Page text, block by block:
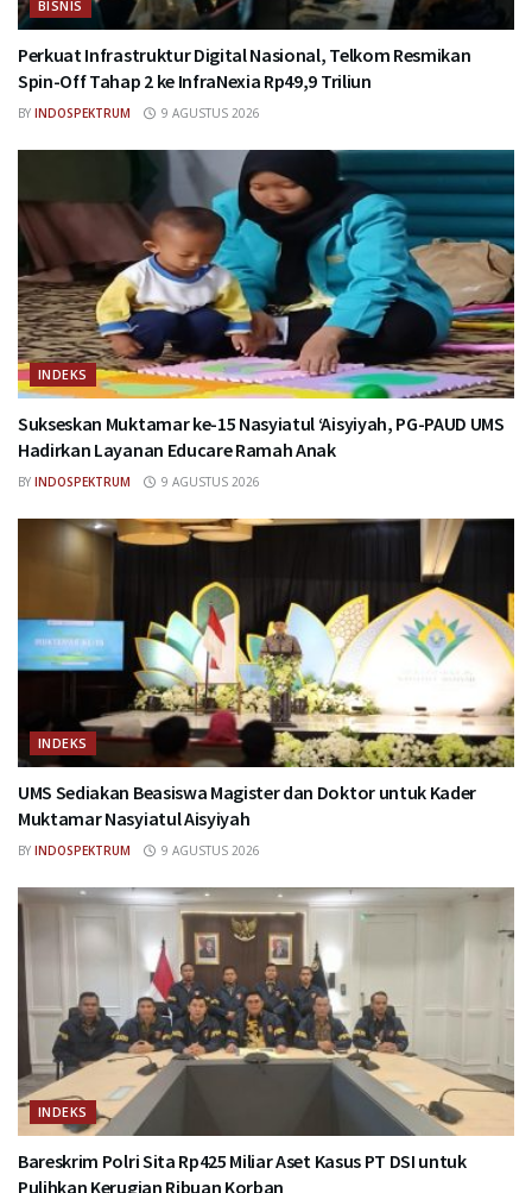
BISNIS
Perkuat Infrastruktur Digital Nasional, Telkom Resmikan
Spin-Off Tahap 2 ke InfraNexia Rp49,9 Triliun
BY INDOSPEKTRUM 9 AGUSTUS 2026
INDEKS
Sukseskan Muktamar ke-15 Nasyiatul ‘Aisyiyah, PG-PAUD UMS
Hadirkan Layanan Educare Ramah Anak
BY INDOSPEKTRUM 9 AGUSTUS 2026
INDEKS
UMS Sediakan Beasiswa Magister dan Doktor untuk Kader
Muktamar Nasyiatul Aisyiyah
BY INDOSPEKTRUM 9 AGUSTUS 2026
INDEKS
Bareskrim Polri Sita Rp425 Miliar Aset Kasus PT DSI untuk
Pulihkan Kerugian Ribuan Korban